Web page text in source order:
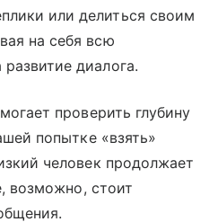
или делиться своим
на себя всю
развитие диалога.
проверить глубину
попытке «взять»
человек продолжает
возможно, стоит